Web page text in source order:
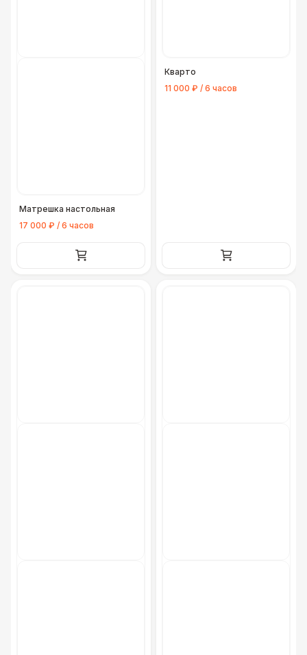
Матрешка настольная
17 000 ₽ / 6 часов
Кварто
11 000 ₽ / 6 часов